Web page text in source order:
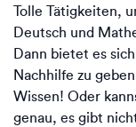
Tolle Tätigkeiten,
Deutsch und
Dann bietet es
Nachhilfe zu
Wissen! Oder
genau, es gibt